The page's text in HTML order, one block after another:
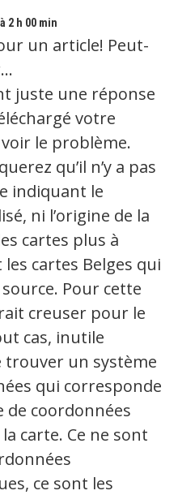
2 h 00 min
un article! Peut-
juste une réponse
votre
le problème.
qu’il n’y a pas
indiquant le
ni l’origine de la
cartes plus à
les cartes Belges qui
Pour cette
creuser pour le
cas, inutile
trouver un système
qui corresponde
de coordonnées
carte. Ce ne sont
ce sont les